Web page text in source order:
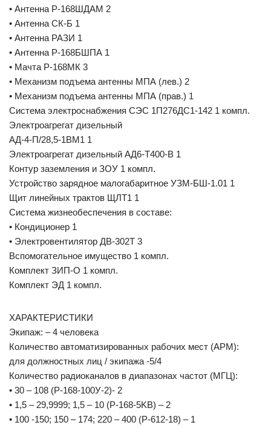
• Антенна Р-168ШДАМ 2
• Антенна СК-Б 1
• Антенна РАЗИ 1
• Антенна Р-168БШПА 1
• Мачта Р-168МК 3
• Механизм подъема антенны МПА (лев.) 2
• Механизм подъема антенны МПА (прав.) 1
Система электроснабжения СЭС 1П276ДС1-142 1 компл.
Электроагрегат дизельный
АД-4-П/28,5-1ВМ1 1
Электроагрегат дизельный АД6-Т400-В 1
Контур заземления и ЗОУ 1 компл.
Устройство зарядное малогабаритное УЗМ-БШ-1.01 1
Щит линейных трактов ЩЛТ1 1
Система жизнеобеспечения в составе:
• Кондиционер 1
• Электровентилятор ДВ-302Т 3
Вспомогательное имущество 1 компл.
Комплект ЗИП-О 1 компл.
Комплект ЭД 1 компл.
ХАРАКТЕРИСТИКИ
Экипаж: – 4 человека
Количество автоматизированных рабочих мест (АРМ):
для должностных лиц / экипажа -5/4
Количество радиоканалов в диапазонах частот (МГЦ):
• 30 – 108 (Р-168-100У-2)- 2
• 1,5 – 29,9999; 1,5 – 10 (P-168-5KB) – 2
• 100 -150; 150 – 174; 220 – 400 (Р-612-18) – 1